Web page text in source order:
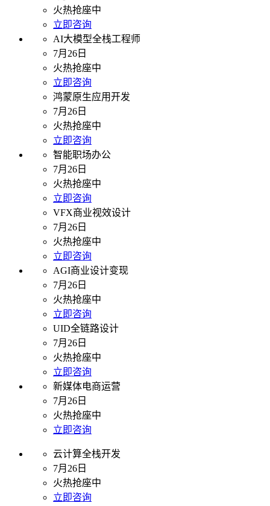
火热抢座中
立即咨询
AI大模型全栈工程师
7月26日
火热抢座中
立即咨询
鸿蒙原生应用开发
7月26日
火热抢座中
立即咨询
智能职场办公
7月26日
火热抢座中
立即咨询
VFX商业视效设计
7月26日
火热抢座中
立即咨询
AGI商业设计变现
7月26日
火热抢座中
立即咨询
UID全链路设计
7月26日
火热抢座中
立即咨询
新媒体电商运营
7月26日
火热抢座中
立即咨询
云计算全栈开发
7月26日
火热抢座中
立即咨询